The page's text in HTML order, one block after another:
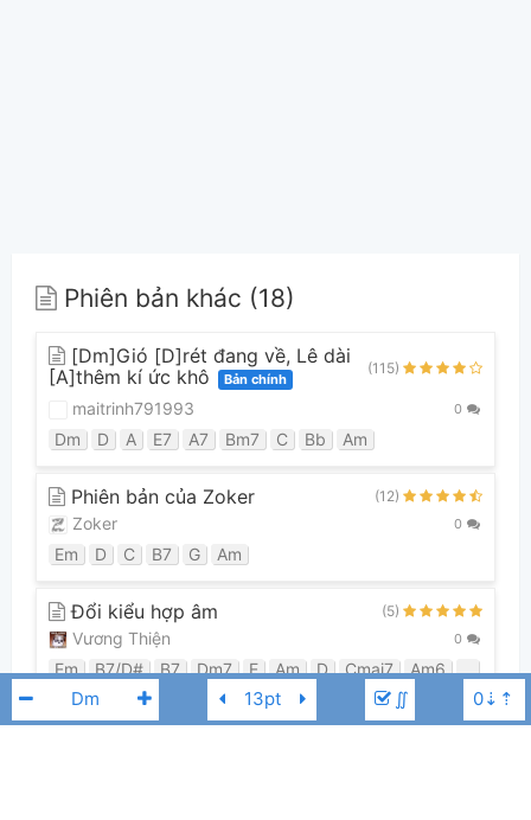
∬
Phiên bản khác (18)
[Dm]Gió [D]rét đang về, Lê dài
[A]thêm kí ức khô
Bản chính
(115)
maitrinh791993 0
Dm D A E7 A7 Bm7 C Bb Am
Phiên bản của Zoker (12)
Zoker 0
Em D C B7 G Am
Đổi kiểu hợp âm (5)
Vương Thiện 0
Em B7/D# B7 Dm7 E Am D Cmaj7 Am6 B
Xem tất cả 18 phiên bản